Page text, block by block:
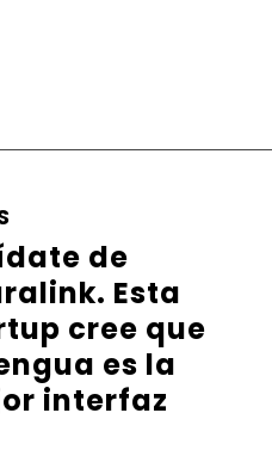
de
Esta
cree que
es la
interfaz